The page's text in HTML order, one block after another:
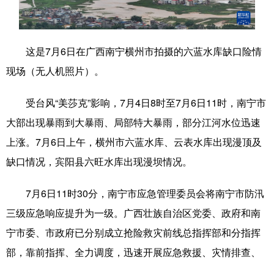
科技 科普 体育 文化
图片
溯源中国 城市 旅游 能源
会展 彩票 娱乐 时尚
悦读 公益 书画
亚太网 上市公司 文化产业
地方频道
这是7月6日在广西南宁横州市拍摄的六蓝水库缺口险情
现场（无人机照片）。
受台风“美莎克”影响，7月4日8时至7月6日11时，南宁市
大部出现暴雨到大暴雨、局部特大暴雨，部分江河水位迅速
上涨。7月6日上午，横州市六蓝水库、云表水库出现漫顶及
缺口情况，宾阳县六旺水库出现漫坝情况。
7月6日11时30分，南宁市应急管理委员会将南宁市防汛
三级应急响应提升为一级。广西壮族自治区党委、政府和南
宁市委、市政府已分别成立抢险救灾前线总指挥部和分指挥
部，靠前指挥、全力调度，迅速开展应急救援、灾情排查、